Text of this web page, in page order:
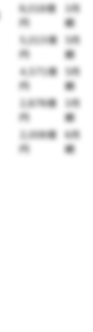
8,018億
円
3月
期
5,015億
円
5月
期
4,571億
円
5月
期
2,878億
円
3月
期
2,008億
円
6月
期